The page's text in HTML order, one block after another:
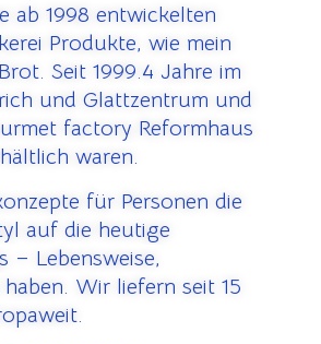
ab 1998 entwickelten
Produkte, wie mein
Seit 1999.4 Jahre im
und Glattzentrum und
factory Reformhaus
waren.
für Personen die
auf die heutige
– Lebensweise,
Wir liefern seit 15